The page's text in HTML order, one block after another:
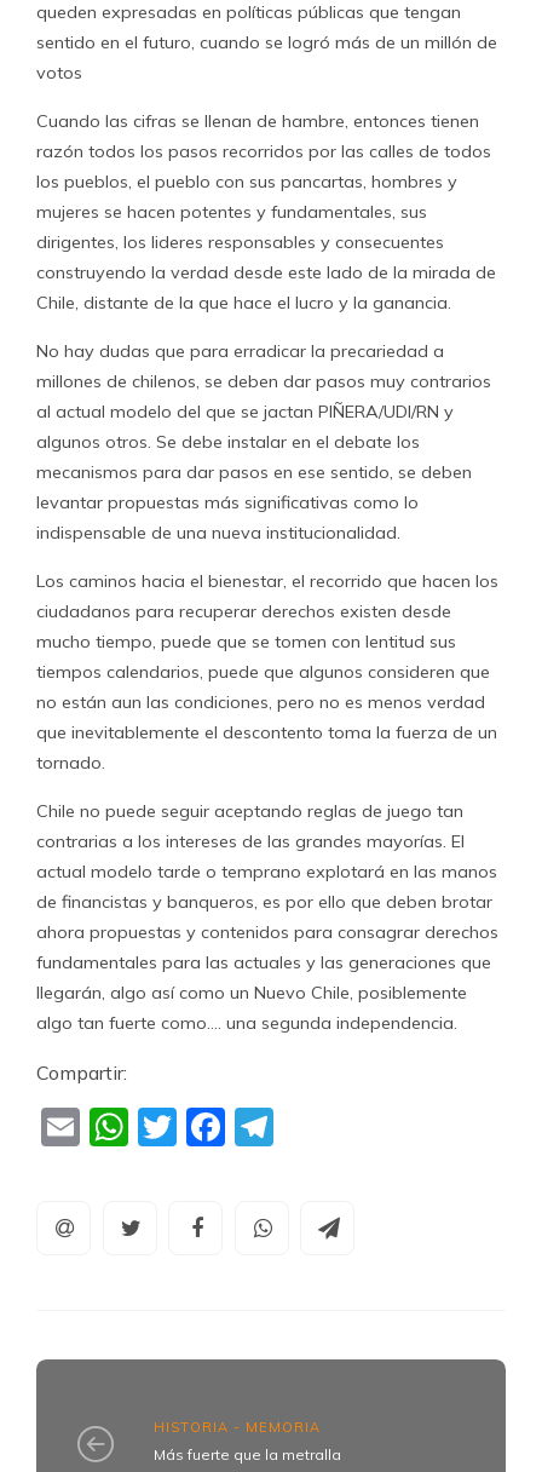
queden expresadas en políticas públicas que tengan
sentido en el futuro, cuando se logró más de un millón de
votos
Cuando las cifras se llenan de hambre, entonces tienen
razón todos los pasos recorridos por las calles de todos
los pueblos, el pueblo con sus pancartas, hombres y
mujeres se hacen potentes y fundamentales, sus
dirigentes, los lideres responsables y consecuentes
construyendo la verdad desde este lado de la mirada de
Chile, distante de la que hace el lucro y la ganancia.
No hay dudas que para erradicar la precariedad a
millones de chilenos, se deben dar pasos muy contrarios
al actual modelo del que se jactan PIÑERA/UDI/RN y
algunos otros. Se debe instalar en el debate los
mecanismos para dar pasos en ese sentido, se deben
levantar propuestas más significativas como lo
indispensable de una nueva institucionalidad.
Los caminos hacia el bienestar, el recorrido que hacen los
ciudadanos para recuperar derechos existen desde
mucho tiempo, puede que se tomen con lentitud sus
tiempos calendarios, puede que algunos consideren que
no están aun las condiciones, pero no es menos verdad
que inevitablemente el descontento toma la fuerza de un
tornado.
Chile no puede seguir aceptando reglas de juego tan
contrarias a los intereses de las grandes mayorías. El
actual modelo tarde o temprano explotará en las manos
de financistas y banqueros, es por ello que deben brotar
ahora propuestas y contenidos para consagrar derechos
fundamentales para las actuales y las generaciones que
llegarán, algo así como un Nuevo Chile, posiblemente
algo tan fuerte como…. una segunda independencia.
Compartir:
EmailWhatsApp
TwitterFacebook
HISTORIA - MEMORIA
Más fuerte que la metralla